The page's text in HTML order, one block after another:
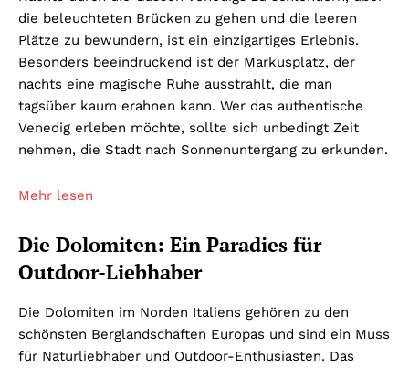
die beleuchteten Brücken zu gehen und die leeren
Plätze zu bewundern, ist ein einzigartiges Erlebnis.
Besonders beeindruckend ist der Markusplatz, der
nachts eine magische Ruhe ausstrahlt, die man
tagsüber kaum erahnen kann. Wer das authentische
Venedig erleben möchte, sollte sich unbedingt Zeit
nehmen, die Stadt nach Sonnenuntergang zu erkunden.
Mehr lesen
Die Dolomiten: Ein Paradies für
Outdoor-Liebhaber
Die Dolomiten im Norden Italiens gehören zu den
schönsten Berglandschaften Europas und sind ein Muss
für Naturliebhaber und Outdoor-Enthusiasten. Das